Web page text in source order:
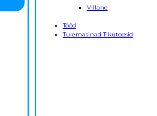
Villane
Tööd
Tulemasinad Tikutoosid